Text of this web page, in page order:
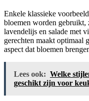
Enkele klassieke
bloemen worden gebruikt,
lavendelijs en salade met
gerechten maakt optimaal
aspect dat bloemen
Lees ook: Welke
geschikt zijn voor